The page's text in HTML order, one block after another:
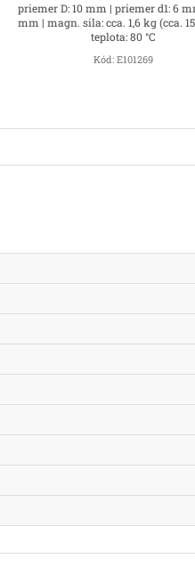
priemer D: 10 mm | priemer d1: 6
mm | magn. sila: cca. 1,6 kg (cca.
teplota: 80 °C
Kód:E101269